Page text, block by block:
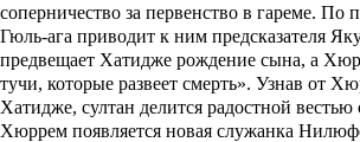
соперничество за первенство в гареме. По
Гюль-ага приводит к ним предсказателя
предвещает Хатидже рождение сына, а
тучи, которые развеет смерть». Узнав от
Хатидже, султан делится радостной
Хюррем появляется новая служанка